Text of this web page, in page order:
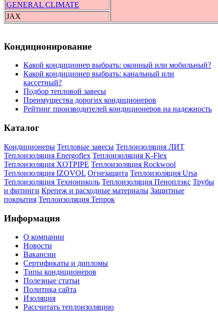
GENERAL CLIMATE
JAX
Кондиционирование
Какой кондиционер выбрать: оконный или мобильный?
Какой кондиционер выбрать: канальный или
кассетный?
Подбор тепловой завесы
Преимущества дорогих кондиционеров
Рейтинг производителей кондиционеров на надежность
Каталог
Кондиционеры Тепловые завесы Теплоизоляция ЛИТ
Теплоизоляция Energoflex Теплоизоляция K-Flex
Теплоизоляция XOTPIPE Теплоизоляция Rockwool
Теплоизоляция IZOVOL Огнезащита Теплоизоляция Ursa
Теплоизоляция Технониколь Теплоизоляция Пеноплэкс Трубы
и фитинги Крепеж и расходные материалы Защитные
покрытия Теплоизоляция Тепрок
Информация
О компании
Новости
Вакансии
Сертификаты и дипломы
Типы кондиционеров
Полезные статьи
Политика сайта
Изоляция
Рассчитать теплоизоляцию